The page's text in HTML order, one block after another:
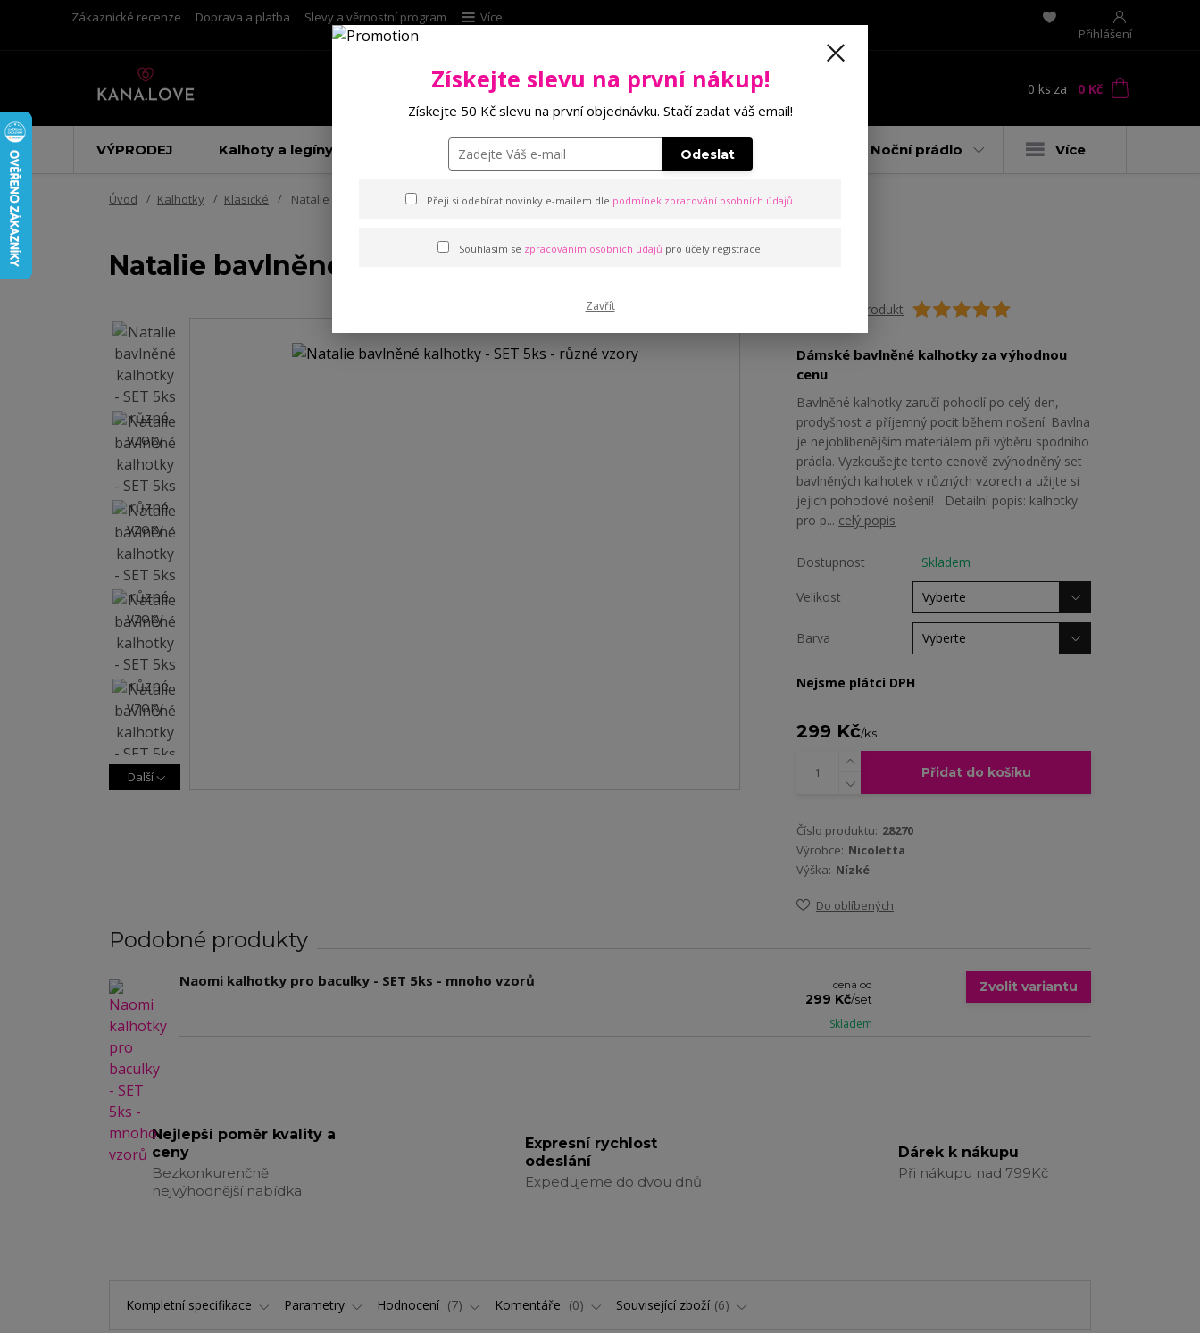
Zákaznické recenze Doprava a platba Slevy a věrnostní program
Více
Přihlášení
Hledat 0 ks za 0 Kč
VÝPRODEJ Kalhoty a legíny Punčochové zboží Podprsenky Noční prádlo Více
Úvod Kalhotky Klasické Natalie bavlněné kalhotky - SET 5ks - různé vzory
Natalie bavlněné kalhotky - SET 5ks - různé vzory
Další
Ohodnotit produkt
Dámské bavlněné kalhotky za výhodnou
cenu
Bavlněné kalhotky zaručí pohodlí po celý den,
prodyšnost a příjemný pocit během nošení. Bavlna
je nejoblíbenějším materiálem při výběru spodního
prádla. Vyzkoušejte tento cenově zvýhodněný set
bavlněných kalhotek v různých vzorech a užijte si
jejich pohodové nošení! Detailní popis: kalhotky
pro p... celý popis
Dostupnost Skladem
Velikost
Barva
Nejsme plátci DPH
299 Kč/ks
Přidat do košíku
Číslo produktu: 28270
Výrobce: Nicoletta
Výška: Nízké
Do oblíbených
Podobné produkty
Naomi kalhotky pro baculky - SET 5ks - mnoho vzorů cena od
299 Kč/set
Skladem
Zvolit variantu
Nejlepší poměr kvality a
ceny
Bezkonkurenčně
nejvýhodnější nabídka
Expresní rychlost
odeslání
Expedujeme do dvou dnů
Dárek k nákupu
Při nákupu nad 799Kč
Kompletní specifikace Parametry Hodnocení 7 Komentáře 0 Související zboží 6
Získejte slevu na první nákup!
Získejte 50 Kč slevu na první objednávku. Stačí zadat váš email!
Odeslat
Přeji si odebírat novinky e-mailem dle podmínek zpracování osobních údajů.
Souhlasím se zpracováním osobních údajů pro účely registrace.
Zavřít